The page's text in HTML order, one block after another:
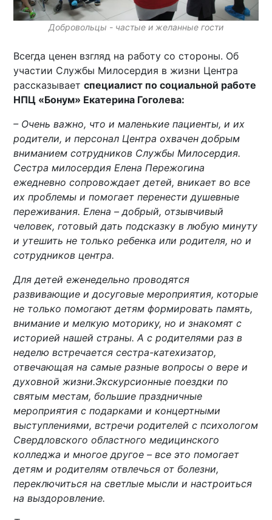
Добровольцы - частые и желанные гости
Всегда ценен взгляд на работу со стороны. Об
участии Службы Милосердия в жизни Центра
рассказываетспециалист по социальной работе
НПЦ «Бонум» Екатерина Гоголева:
– Очень важно, что и маленькие пациенты, и их
родители, и персонал Центра охвачен добрым
вниманием сотрудников Службы Милосердия.
Сестра милосердия Елена Пережогина
ежедневно сопровождает детей, вникает во все
их проблемы и помогает перенести душевные
переживания. Елена – добрый, отзывчивый
человек, готовый дать подсказку в любую минуту
и утешить не только ребенка или родителя, но и
сотрудников центра.
Для детей еженедельно проводятся
развивающие и досуговые мероприятия, которые
не только помогают детям формировать память,
внимание и мелкую моторику, но и знакомят с
историей нашей страны. А с родителями раз в
неделю встречается сестра-катехизатор,
отвечающая на самые разные вопросы о вере и
духовной жизни.Экскурсионные поездки по
святым местам, большие праздничные
мероприятия с подарками и концертными
выступлениями, встречи родителей с психологом
Свердловского областного медицинского
колледжа и многое другое – все это помогает
детям и родителям отвлечься от болезни,
переключиться на светлые мысли и настроиться
на выздоровление.